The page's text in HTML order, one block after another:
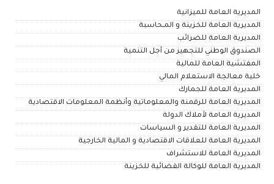
المديرية العامة للميزانية
المديرية العامة للخزينة و المـحاسبة
المديرية العامة للضرائب
الصندوق الوطني للتجهيز من أجل التنمية
المفتشية العامة للمالية
خلية معالجة الاستعلام المالي
المديرية العامة للجمارك
المديرية العامة للرقمنة والمعلوماتية وأنظمة المعلومات الاقتصادية
المديرية العامة لأملاك الدولة
المديرية العامة للتقدير و السياسات
المديرية العامة للعلاقات الاقتصادية و المالية الخارجية
المديرية العامة للاستشراف
المديرية العامة للوكالة القضائية للخزينة